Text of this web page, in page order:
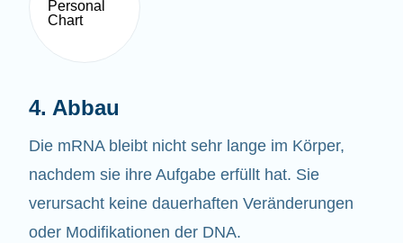
4. Abbau
Die mRNA bleibt nicht sehr lange im Körper,
nachdem sie ihre Aufgabe erfüllt hat. Sie
verursacht keine dauerhaften Veränderungen
oder Modifikationen der DNA.